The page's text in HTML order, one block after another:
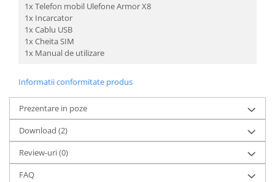
1x Telefon mobil Ulefone Armor X8
1x Incarcator
1x Cablu USB
1x Cheita SIM
1x Manual de utilizare
Informatii conformitate produs
Prezentare in poze
Download (2)
Review-uri(0)
FAQ